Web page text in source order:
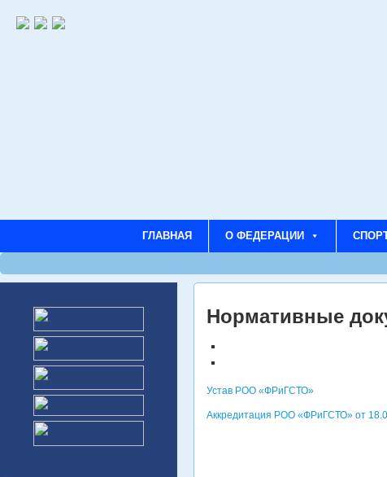
ГЛАВНАЯ О ФЕДЕРАЦИИ
Нормативные
Устав РОО «ФРиГСТО»
Аккредитация РОО «ФРиГСТО» от